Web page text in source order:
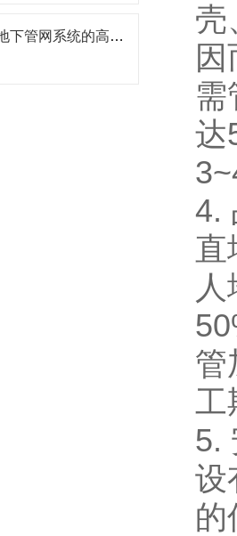
直埋保温管：地下管网系统的高效敷设解决方案
壳
需
达
4.
直
管
工
5.
设
的